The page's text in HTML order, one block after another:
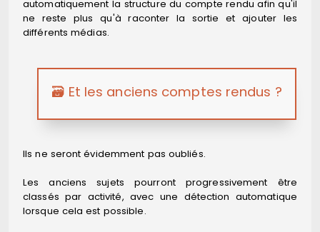
automatiquement la structure du compte rendu afin qu'il
ne reste plus qu'à raconter la sortie et ajouter les
différents médias.
🗃️ Et les anciens comptes rendus ?
Ils ne seront évidemment pas oubliés.
Les anciens sujets pourront progressivement être
classés par activité, avec une détection automatique
lorsque cela est possible.